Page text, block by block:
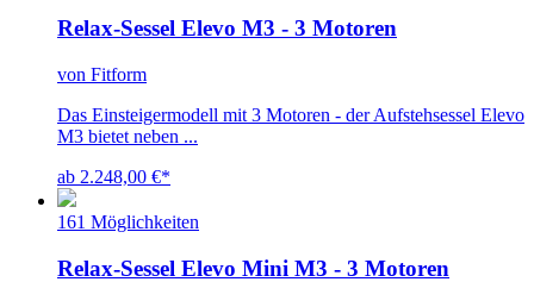
Relax-Sessel Elevo M3 - 3 Motoren
von Fitform
Das Einsteigermodell mit 3 Motoren - der Aufstehsessel Elevo
M3 bietet neben ...
ab 2.248,00 €*
161 Möglichkeiten
Relax-Sessel Elevo Mini M3 - 3 Motoren